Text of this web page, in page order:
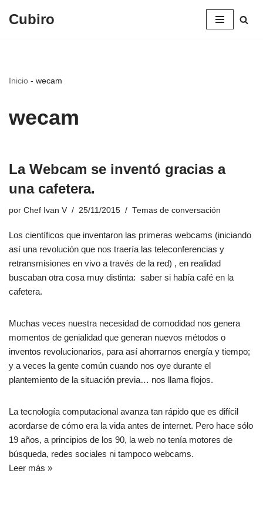
Cubiro
Inicio - wecam
wecam
La Webcam se inventó gracias a
una cafetera.
por Chef Ivan V 25/11/2015 Temas de conversación
Los científicos que inventaron las primeras webcams (iniciando
así una revolución que nos traería las teleconferencias y
retransmisiones en vivo a través de la red) , en realidad
buscaban otra cosa muy distinta: saber si había café en la
cafetera.
Muchas veces nuestra necesidad de comodidad nos genera
momentos de genialidad que generan nuevos métodos o
inventos revolucionarios, para así ahorrarnos energía y tiempo;
y a veces la gente común cuando nos oye durante el
plantemiento de la situación previa… nos llama flojos.
La tecnología computacional avanza tan rápido que es difícil
acordarse de cómo era la vida antes de internet. Pero hace sólo
19 años, a principios de los 90, la web no tenía motores de
búsqueda, redes sociales ni tampoco webcams.
Leer más »